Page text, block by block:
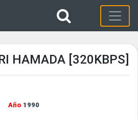
HAMADA [320KBPS]
Año 1990